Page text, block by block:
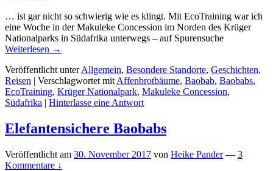
… ist gar nicht so schwierig wie es klingt. Mit EcoTraining war ich
eine Woche in der Makuleke Concession im Norden des Krüger
Nationalparks in Südafrika unterwegs – auf Spurensuche
Weiterlesen →
Veröffentlicht unter Allgemein, Besondere Standorte, Geschichten,
Reisen | Verschlagwortet mit Affenbrotbäume, Baobab, Baobabs,
EcoTraining, Krüger Nationalpark, Makuleke Concession,
Südafrika | Hinterlasse eine Antwort
Elefantensichere Baobabs
Veröffentlicht am 30. November 2017 von Heike Pander — 3
Kommentare ↓